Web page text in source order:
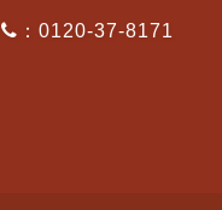
：0120-37-8171